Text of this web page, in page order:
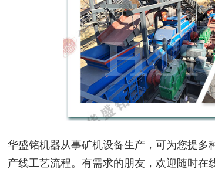
华盛铭机器从事矿机设备生产，可为您提
产线工艺流程。有需求的朋友，欢迎随时在